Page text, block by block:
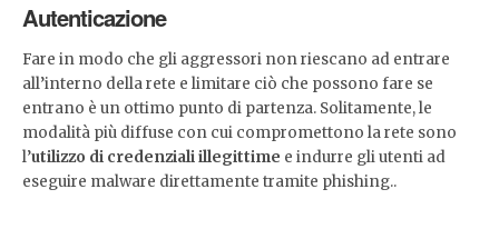
Autenticazione
Fare in modo che gli aggressori non riescano ad entrare
all’interno della rete e limitare ciò che possono fare se
entrano è un ottimo punto di partenza. Solitamente, le
modalità più diffuse con cui compromettono la rete sono
l’utilizzo di credenziali illegittime e indurre gli utenti ad
eseguire malware direttamente tramite phishing..